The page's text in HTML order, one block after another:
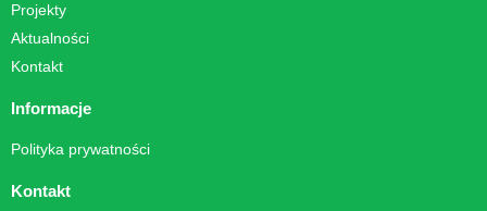
Projekty
Aktualności
Kontakt
Informacje
Polityka prywatności
Kontakt